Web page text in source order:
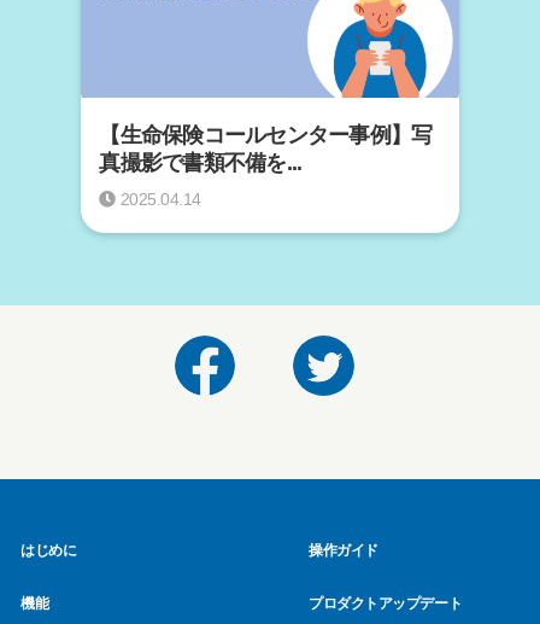
【生命保険コールセンター事例】写
真撮影で書類不備を...
2025.04.14
はじめに 操作ガイド
機能 プロダクトアップデート